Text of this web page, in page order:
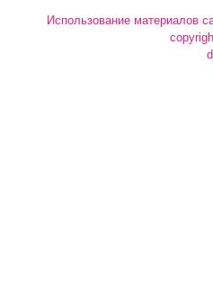
Использование материалов